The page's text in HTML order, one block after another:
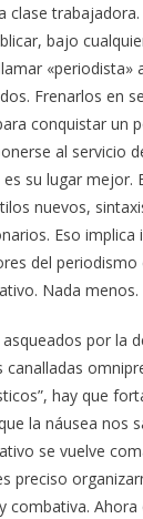
clase
bajo
«periodista»
Frenarlos en
conquistar un
al servicio
su lugar mejor.
nuevos,
Eso implica
del
Nada menos.
por la
canalladas
hay que
la náusea nos
se vuelve
preciso
combativa. Ahora